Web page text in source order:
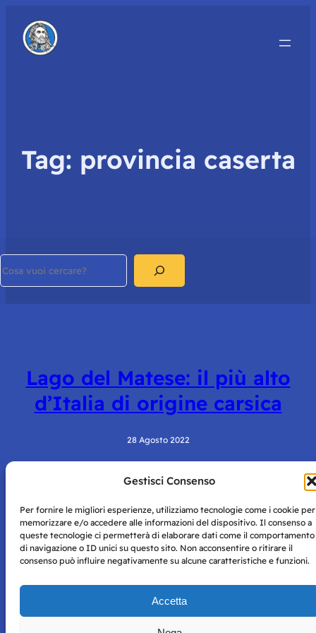
Gestisci Consenso
Per fornire le migliori esperienze, utilizziamo tecnologie come i cookie per
memorizzare e/o accedere alle informazioni del dispositivo. Il consenso a
queste tecnologie ci permetterà di elaborare dati come il comportamento
di navigazione o ID unici su questo sito. Non acconsentire o ritirare il
consenso può influire negativamente su alcune caratteristiche e funzioni.
Accetta
Tag: provincia caserta
Lago del Matese: il più alto
d’Italia di origine carsica
28 Agosto 2022
Napoli con autorizzazione numero 38 del 25/9/2019.
Tutte le immagini e i contenuti su questo sito sono forniti